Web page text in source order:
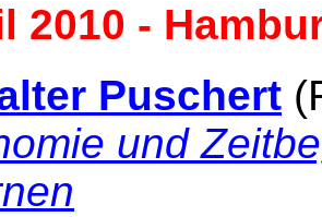
2010 -
Puschert
und